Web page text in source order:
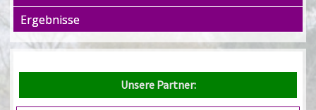
Ergebnisse
Unsere Partner: